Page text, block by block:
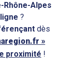
Rhône-Alpes
?
dès
»
proximité !